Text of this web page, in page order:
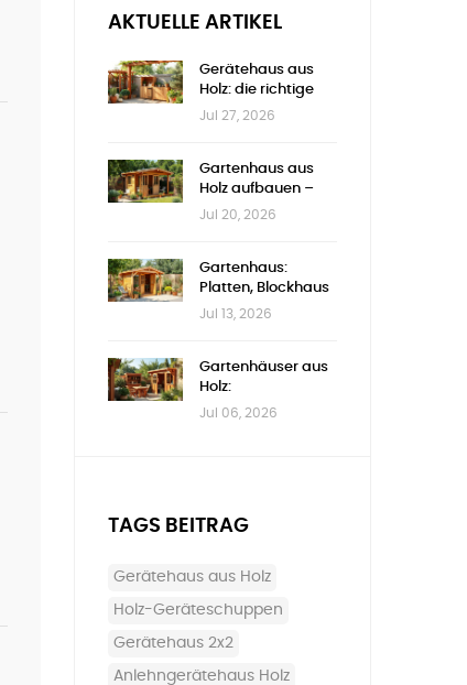
AKTUELLE ARTIKEL
Gerätehaus aus
Holz: die richtige
Größe wählen
Jul 27, 2026
Gartenhaus aus
Holz aufbauen –
Schritt für Schritt
Jul 20, 2026
Gartenhaus:
Platten, Blockhaus
oder Nut-Feder
Jul 13, 2026
Gartenhäuser aus
Holz:
Genehmigungen &
Jul 06, 2026
TAGS BEITRAG
Gerätehaus aus Holz
Holz-Geräteschuppen
Gerätehaus 2x2
Anlehngerätehaus Holz